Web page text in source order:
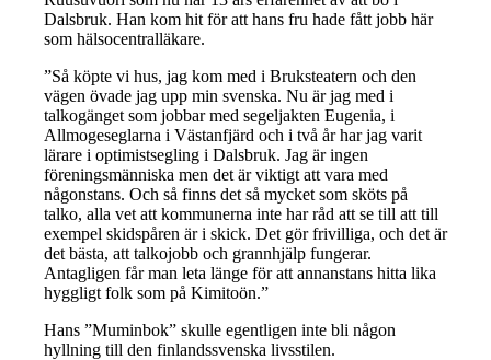
Dalsbruk. Han kom hit för att hans fru hade fått jobb här
som hälsocentralläkare.
”Så köpte vi hus, jag kom med i Bruksteatern och den
vägen övade jag upp min svenska. Nu är jag med i
talkogänget som jobbar med segeljakten Eugenia, i
Allmogeseglarna i Västanfjärd och i två år har jag varit
lärare i optimistsegling i Dalsbruk. Jag är ingen
föreningsmänniska men det är viktigt att vara med
någonstans. Och så finns det så mycket som sköts på
talko, alla vet att kommunerna inte har råd att se till att till
exempel skidspåren är i skick. Det gör frivilliga, och det är
det bästa, att talkojobb och grannhjälp fungerar.
Antagligen får man leta länge för att annanstans hitta lika
hyggligt folk som på Kimitoön.”
Hans ”Muminbok” skulle egentligen inte bli någon
hyllning till den finlandssvenska livsstilen.